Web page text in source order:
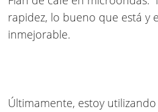
rapidez, lo bueno que está y
inmejorable.
Últimamente, estoy